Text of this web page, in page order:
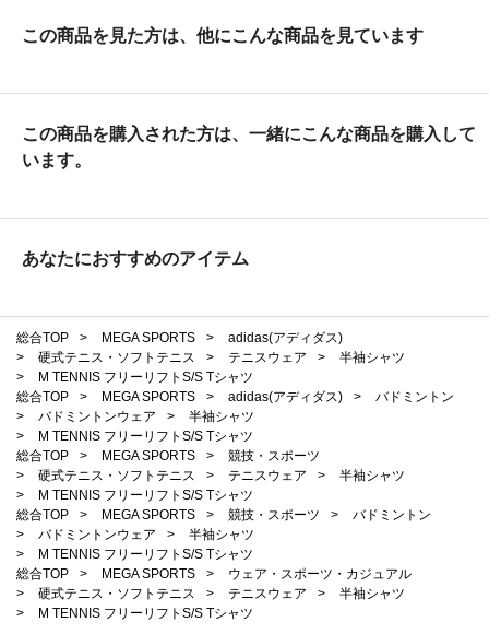
この商品を見た方は、他にこんな商品を見ています
この商品を購入された方は、一緒にこんな商品を購入して
います。
あなたにおすすめのアイテム
総合TOP > MEGA SPORTS >
adidas(アディダス)
>
硬式テニス・ソフトテニス > テニスウェア >
半袖シャツ
>
M TENNIS フリーリフトS/S Tシャツ
総合TOP
> MEGA SPORTS > adidas(アディダス) >
バドミントン
>
バドミントンウェア >
半袖シャツ
>
M TENNIS フリーリフトS/S Tシャツ
総合TOP
> MEGA SPORTS >
競技・スポーツ
>
硬式テニス・ソフトテニス > テニスウェア >
半袖シャツ
>
M TENNIS フリーリフトS/S Tシャツ
総合TOP
> MEGA SPORTS > 競技・スポーツ >
バドミントン
>
バドミントンウェア >
半袖シャツ
>
M TENNIS フリーリフトS/S Tシャツ
総合TOP
> MEGA SPORTS >
ウェア・スポーツ・カジュアル
>
硬式テニス・ソフトテニス > テニスウェア >
半袖シャツ
>
M TENNIS フリーリフトS/S Tシャツ